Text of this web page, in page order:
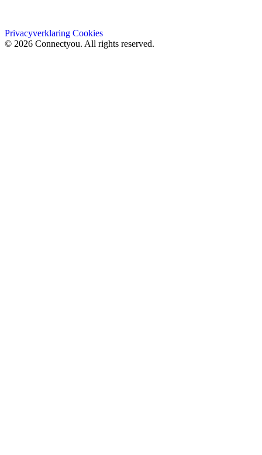
Privacyverklaring Cookies
© 2026 Connectyou. All rights reserved.